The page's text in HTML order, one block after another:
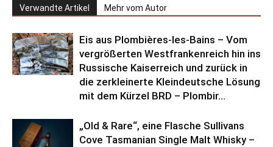
Verwandte Artikel Mehr vom Autor
Eis aus Plombières-les-Bains – Vom
vergrößerten Westfrankenreich hin ins
Russische Kaiserreich und zurück in
die zerkleinerte Kleindeutsche Lösung
mit dem Kürzel BRD – Plombir...
„Old & Rare“, eine Flasche Sullivans
Cove Tasmanian Single Malt Whisky –